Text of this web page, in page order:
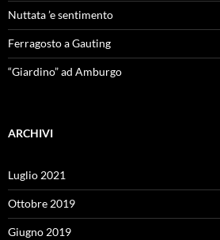
Nuttata ’e sentimento
Ferragosto a Gauting
“Giardino” ad Amburgo
ARCHIVI
Luglio 2021
Ottobre 2019
Giugno 2019